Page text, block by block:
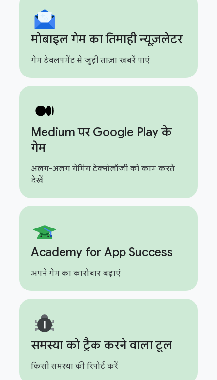
मोबाइल गेम का तिमाही न्यूज़लेटर
गेम डेवलपमेंट से जुड़ी ताज़ा खबरें पाएं
Medium पर Google Play के
गेम
अलग-अलग गेमिंग टेक्नोलॉजी को काम करते
देखें
Academy for App Success
अपने गेम का कारोबार बढ़ाएं
समस्या को ट्रैक करने वाला टूल
किसी समस्या की रिपोर्ट करें